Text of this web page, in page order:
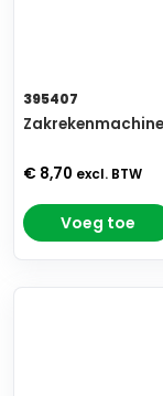
395407
€ 8,70 excl. BTW
Voeg toe